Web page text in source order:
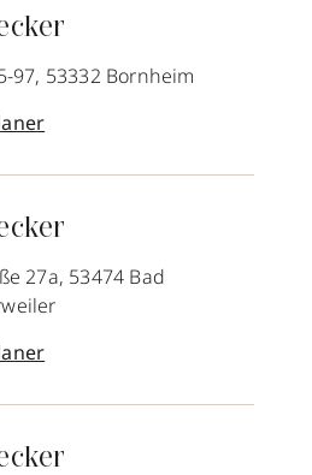
97, 53332 Bornheim
27a, 53474 Bad